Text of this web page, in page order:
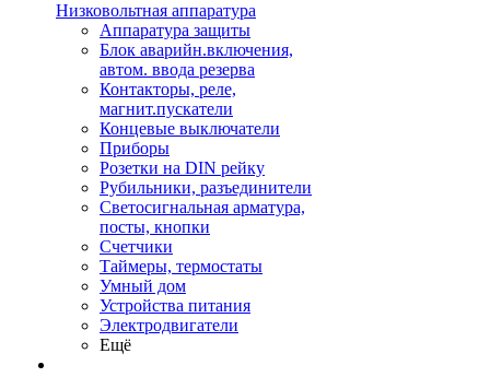
Низковольтная аппаратура
Аппаратура защиты
Блок аварийн.включения,
автом. ввода резерва
Контакторы, реле,
магнит.пускатели
Концевые выключатели
Приборы
Розетки на DIN рейку
Рубильники, разъединители
Светосигнальная арматура,
посты, кнопки
Счетчики
Таймеры, термостаты
Умный дом
Устройства питания
Электродвигатели
Ещё